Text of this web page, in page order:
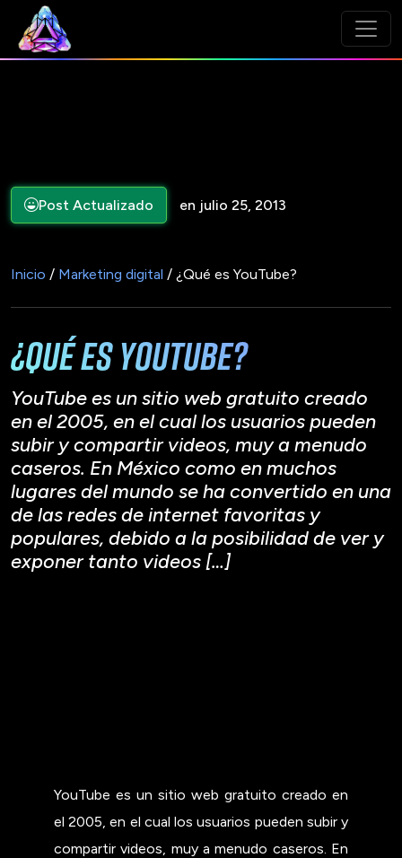
Post Actualizado en julio 25, 2013
Inicio / Marketing digital / ¿Qué es YouTube?
¿Qué es YouTube?
YouTube es un sitio web gratuito creado
en el 2005, en el cual los usuarios pueden
subir y compartir videos, muy a menudo
caseros. En México como en muchos
lugares del mundo se ha convertido en una
de las redes de internet favoritas y
populares, debido a la posibilidad de ver y
exponer tanto videos […]
YouTube es un sitio web gratuito creado en
el 2005, en el cual los usuarios pueden subir y
compartir videos, muy a menudo caseros. En